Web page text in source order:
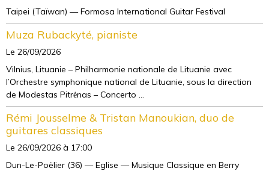
Taipei (Taïwan) — Formosa International Guitar Festival
Muza Rubackyté, pianiste
Le 26/09/2026
Vilnius, Lituanie – Philharmonie nationale de Lituanie avec
l’Orchestre symphonique national de Lituanie, sous la direction
de Modestas Pitrėnas – Concerto ...
Rémi Jousselme & Tristan Manoukian, duo de
guitares classiques
Le 26/09/2026 à 17:00
Dun-Le-Poëlier (36) — Eglise — Musique Classique en Berry